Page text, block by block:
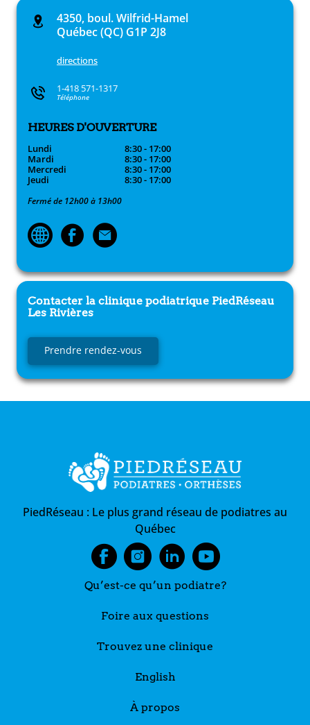
4350, boul. Wilfrid-Hamel
Québec (QC) G1P 2J8
directions
1-418 571-1317
Téléphone
HEURES D'OUVERTURE
Lundi
8:30 - 17:00
Mardi
8:30 - 17:00
Mercredi
8:30 - 17:00
Jeudi
8:30 - 17:00
Fermé de 12h00 à 13h00
Contacter la clinique podiatrique PiedRéseau
Les Rivières
Prendre rendez-vous
PiedRéseau : Le plus grand réseau de podiatres au
Québec
Qu’est-ce qu’un podiatre?
Foire aux questions
Trouvez une clinique
English
À propos